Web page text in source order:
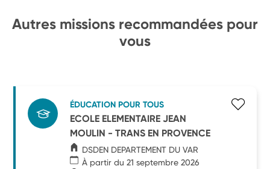
Autres missions recommandées pour
vous
ÉDUCATION POUR TOUS
ECOLE ELEMENTAIRE JEAN
MOULIN - TRANS EN PROVENCE
DSDEN DEPARTEMENT DU VAR
À partir du 21 septembre 2026